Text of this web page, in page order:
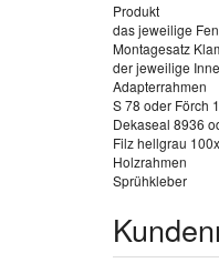
Produkt
das jeweilige
Montagesatz
der jeweilige
Adapterrahmen
S 78 oder Förch
Dekaseal 8936
Filz hellgrau
Holzrahmen
Sprühkleber